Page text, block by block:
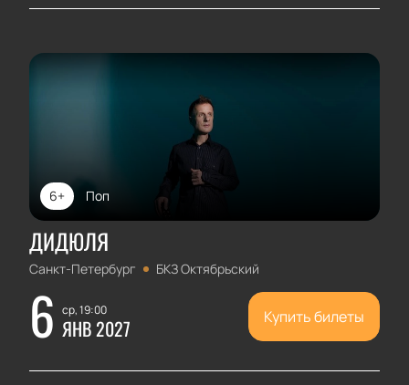
Поп
6+
ДИДЮЛЯ
Санкт-Петербург БКЗ Октябрьский
6 ср, 19:00
ЯНВ 2027 Купить билеты